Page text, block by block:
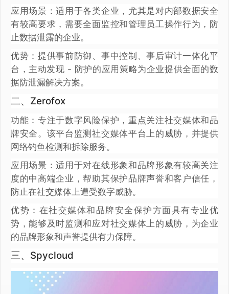
应用场景：适用于各类企业，尤其是对内部数据安全
有较高要求，需要全面监控和管理员工操作行为，防
止数据泄露的企业。
优势：提供事前防御、事中控制、事后审计一体化平
台，主动发现 - 防护的应用策略为企业提供全面的数
据防泄漏解决方案。
二、Zerofox
功能：专注于数字风险保护，重点关注社交媒体和品
牌安全。该平台监测社交媒体平台上的威胁，并提供
网络钓鱼检测和拆除服务。
应用场景：适用于对在线形象和品牌形象有较高关注
度的中高端企业，帮助其保护品牌声誉和客户信任，
防止在社交媒体上遭受数字威胁。
优势：在社交媒体和品牌安全保护方面具有专业优
势，能够及时监测和应对社交媒体上的威胁，为企业
的品牌形象和声誉提供有力保障。
三、Spycloud